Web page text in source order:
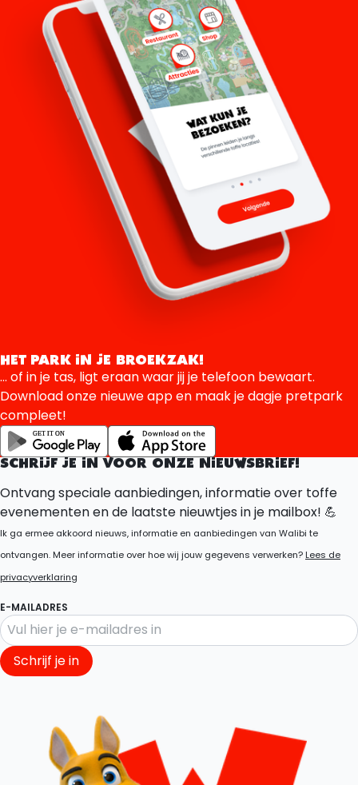
HET PARK IN JE BROEKZAK!
... of in je tas, ligt eraan waar jij je telefoon bewaart.
Download onze nieuwe app en maak je dagje pretpark
compleet!
SCHRIJF JE IN VOOR ONZE NIEUWSBRIEF!
Ontvang speciale aanbiedingen, informatie over toffe
evenementen en de laatste nieuwtjes in je mailbox! 💪
Ik ga ermee akkoord nieuws, informatie en aanbiedingen van Walibi te
ontvangen. Meer informatie over hoe wij jouw gegevens verwerken?Lees de
privacyverklaring
E-MAILADRES
Schrijf je in